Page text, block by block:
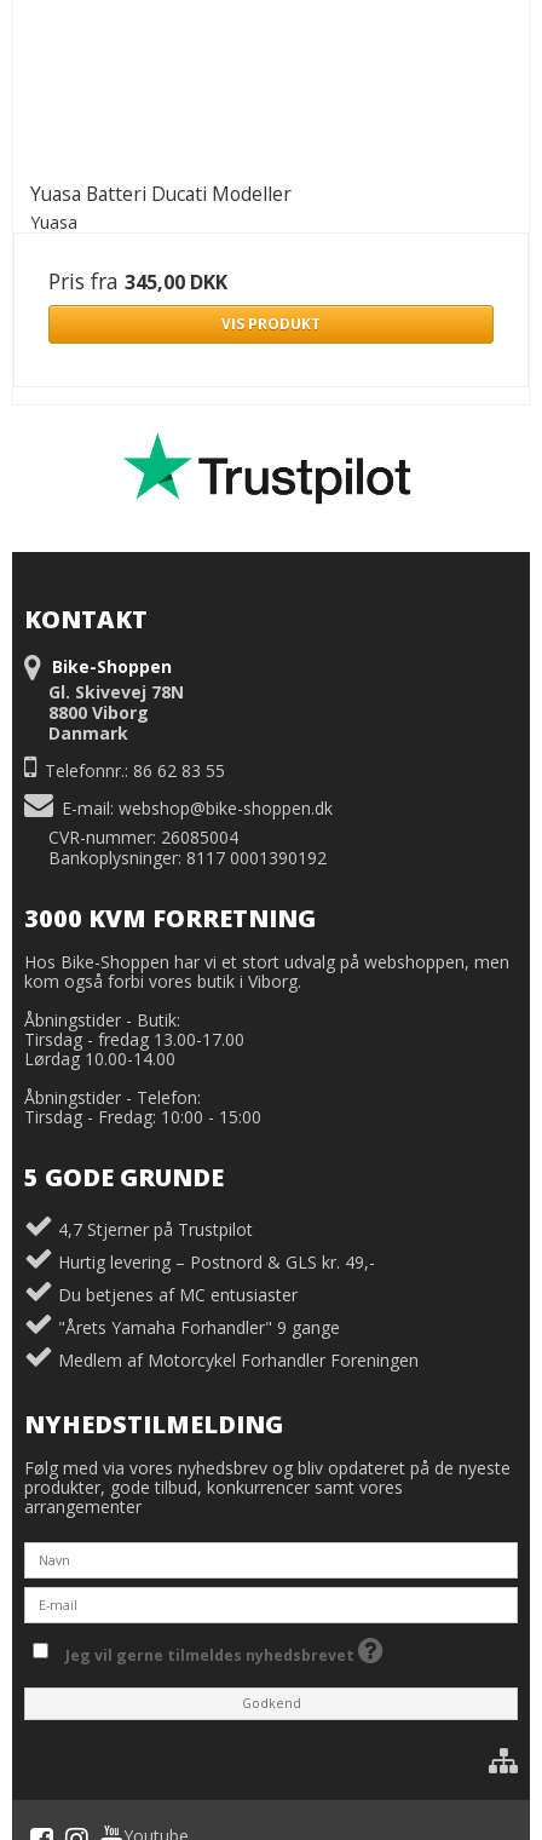
Yuasa Batteri Ducati Modeller
Yuasa
Pris fra 345,00 DKK
VIS PRODUKT
KONTAKT
Bike-Shoppen
Gl. Skivevej 78N
8800 Viborg
Danmark
Telefonnr.: 86 62 83 55
E-mail: webshop@bike-shoppen.dk
CVR-nummer: 26085004
Bankoplysninger: 8117 0001390192
3000 KVM FORRETNING
Hos Bike-Shoppen har vi et stort udvalg på webshoppen, men
kom også forbi vores butik i Viborg.
Åbningstider - Butik:
Tirsdag - fredag 13.00-17.00
Lørdag 10.00-14.00
Åbningstider - Telefon:
Tirsdag - Fredag: 10:00 - 15:00
5 GODE GRUNDE
4,7 Stjerner på Trustpilot
Hurtig levering – Postnord & GLS kr. 49,-
Du betjenes af MC entusiaster
"Årets Yamaha Forhandler" 9 gange
Medlem af Motorcykel Forhandler Foreningen
NYHEDSTILMELDING
Følg med via vores nyhedsbrev og bliv opdateret på de nyeste
produkter, gode tilbud, konkurrencer samt vores
arrangementer
Jeg vil gerne tilmeldes nyhedsbrevet
Godkend